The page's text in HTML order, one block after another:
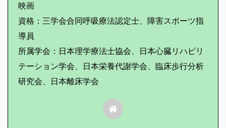
映画
資格：三学会合同呼吸療法認定士、障害スポーツ指
導員
所属学会：日本理学療法士協会、日本心臓リハビリ
テーション学会、日本栄養代謝学会、臨床歩行分析
研究会、日本離床学会